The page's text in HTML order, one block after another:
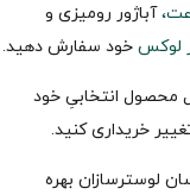
آباژور رومیزی و
لوکس خود سفارش دهید.
محصول انتخابیِ خود
خریداری کنید.
لوسترسازان بهره